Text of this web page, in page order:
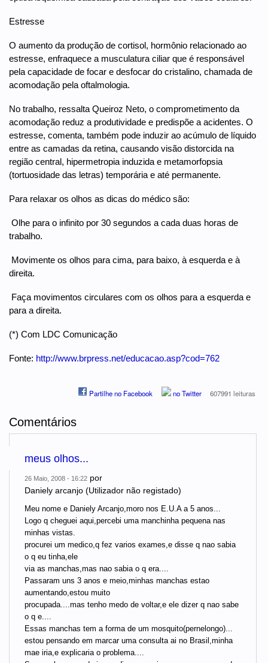
Estresse
O aumento da produção de cortisol, hormônio relacionado ao
estresse, enfraquece a musculatura ciliar que é responsável
pela capacidade de focar e desfocar do cristalino, chamada de
acomodação pela oftalmologia.
No trabalho, ressalta Queiroz Neto, o comprometimento da
acomodação reduz a produtividade e predispõe a acidentes. O
estresse, comenta, também pode induzir ao acúmulo de líquido
entre as camadas da retina, causando visão distorcida na
região central, hipermetropia induzida e metamorfopsia
(tortuosidade das letras) temporária e até permanente.
Para relaxar os olhos as dicas do médico são:
 Olhe para o infinito por 30 segundos a cada duas horas de
trabalho.
 Movimente os olhos para cima, para baixo, à esquerda e à
direita.
 Faça movimentos circulares com os olhos para a esquerda e
para a direita.
(*) Com LDC Comunicação
Fonte: http://www.brpress.net/educacao.asp?cod=762
Partilhe no Facebook no Twitter 607991 leituras
Comentários
meus olhos...
26 Maio, 2008 - 16:22 por
Daniely arcanjo (Utilizador não registado)
Meu nome e Daniely Arcanjo,moro nos E.U.A a 5 anos...
Logo q cheguei aqui,percebi uma manchinha pequena nas
minhas vistas.
procurei um medico,q fez varios exames,e disse q nao sabia
o q eu tinha,ele
via as manchas,mas nao sabia o q era....
Passaram uns 3 anos e meio,minhas manchas estao
aumentando,estou muito
procupada....mas tenho medo de voltar,e ele dizer q nao sabe
o q e....
Essas manchas tem a forma de um mosquito(pernelongo)...
estou pensando em marcar uma consulta ai no Brasil,minha
mae iria,e explicaria o problema....